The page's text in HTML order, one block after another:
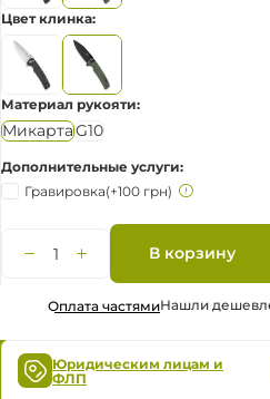
Цвет клинка
Материал рукояти
МикартаG10
Дополнительные услуги
Гравировка(+100 грн)
В корзину
Оплата частямиНашли
Юридическим лицам и
ФЛП